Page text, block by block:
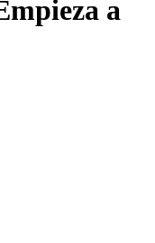
a